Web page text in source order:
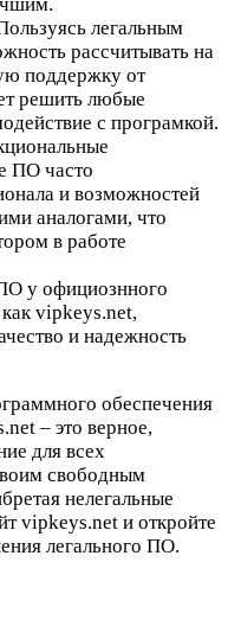
легальным
рассчитывать на
поддержку от
решить любые
с програмкой.
ПО часто
и возможностей
аналогами, что
в работе
у официознного
vipkeys.net,
и надежность
обеспечения
– это верное,
для всех
свободным
нелегальные
vipkeys.net и откройте
легального ПО.